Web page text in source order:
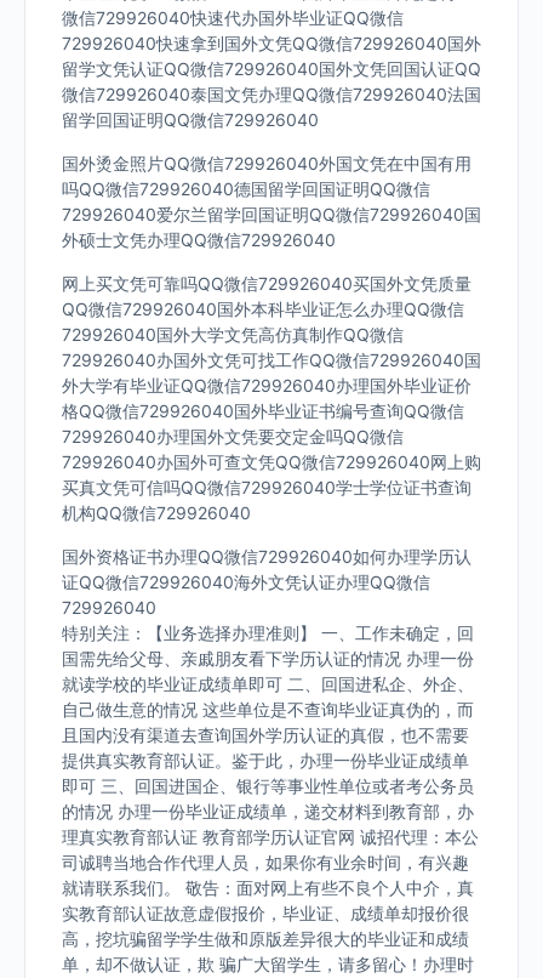
微信729926040快速代办国外毕业证QQ微信
729926040快速拿到国外文凭QQ微信729926040国外
留学文凭认证QQ微信729926040国外文凭回国认证QQ
微信729926040泰国文凭办理QQ微信729926040法国
留学回国证明QQ微信729926040
国外烫金照片QQ微信729926040外国文凭在中国有用
吗QQ微信729926040德国留学回国证明QQ微信
729926040爱尔兰留学回国证明QQ微信729926040国
外硕士文凭办理QQ微信729926040
网上买文凭可靠吗QQ微信729926040买国外文凭质量
QQ微信729926040国外本科毕业证怎么办理QQ微信
729926040国外大学文凭高仿真制作QQ微信
729926040办国外文凭可找工作QQ微信729926040国
外大学有毕业证QQ微信729926040办理国外毕业证价
格QQ微信729926040国外毕业证书编号查询QQ微信
729926040办理国外文凭要交定金吗QQ微信
729926040办国外可查文凭QQ微信729926040网上购
买真文凭可信吗QQ微信729926040学士学位证书查询
机构QQ微信729926040
国外资格证书办理QQ微信729926040如何办理学历认
证QQ微信729926040海外文凭认证办理QQ微信
729926040
特别关注：【业务选择办理准则】 一、工作未确定，回
国需先给父母、亲戚朋友看下学历认证的情况 办理一份
就读学校的毕业证成绩单即可 二、回国进私企、外企、
自己做生意的情况 这些单位是不查询毕业证真伪的，而
且国内没有渠道去查询国外学历认证的真假，也不需要
提供真实教育部认证。鉴于此，办理一份毕业证成绩单
即可 三、回国进国企、银行等事业性单位或者考公务员
的情况 办理一份毕业证成绩单，递交材料到教育部，办
理真实教育部认证 教育部学历认证官网 诚招代理：本公
司诚聘当地合作代理人员，如果你有业余时间，有兴趣
就请联系我们。 敬告：面对网上有些不良个人中介，真
实教育部认证故意虚假报价，毕业证、成绩单却报价很
高，挖坑骗留学学生做和原版差异很大的毕业证和成绩
单，却不做认证，欺 骗广大留学生，请多留心！办理时